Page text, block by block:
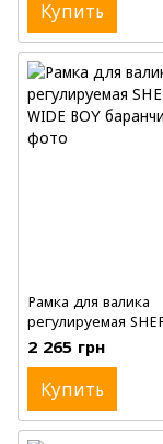
Купить
Рамка для валика
регулируемая
WIDE BOY баранчик,
18'(46см)
2 265 грн
Купить